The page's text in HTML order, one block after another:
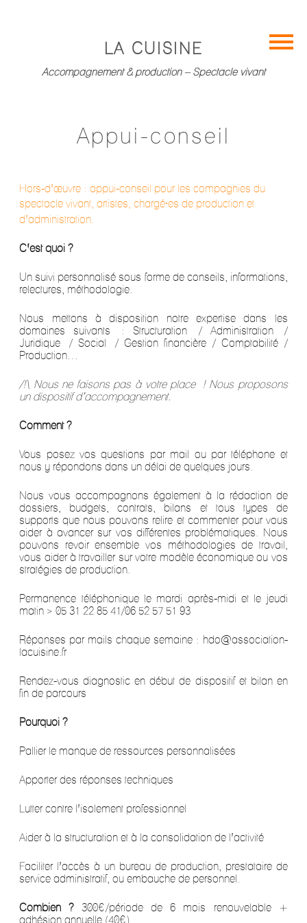
administrative
Contact
LA CUISINE
Accompagnement & production – Spectacle vivant
Appui-conseil
Hors-d’œuvre : appui-conseil pour les compagnies du
spectacle vivant, artistes, chargé⸱es de production et
d’administration.
C’est quoi ?
Un suivi personnalisé sous forme de conseils, informations,
relectures, méthodologie.
Nous mettons à disposition notre expertise dans les
domaines suivants : Structuration / Administration /
Juridique / Social / Gestion financière / Comptabilité /
Production…
/!\ Nous ne faisons pas à votre place ! Nous proposons
un dispositif d’accompagnement.
Comment ?
Vous posez vos questions par mail ou par téléphone et
nous y répondons dans un délai de quelques jours.
Nous vous accompagnons également à la rédaction de
dossiers, budgets, contrats, bilans et tous types de
supports que nous pouvons relire et commenter pour vous
aider à avancer sur vos différentes problématiques. Nous
pouvons revoir ensemble vos méthodologies de travail,
vous aider à travailler sur votre modèle économique ou vos
stratégies de production.
Permanence téléphonique le mardi après-midi et le jeudi
matin > 05 31 22 85 41/06 52 57 51 93
Réponses par mails chaque semaine : hdo@association-
lacuisine.fr
Rendez-vous diagnostic en début de dispositif et bilan en
fin de parcours
Pourquoi ?
Pallier le manque de ressources personnalisées
Apporter des réponses techniques
Lutter contre l’isolement professionnel
Aider à la structuration et à la consolidation de l’activité
Faciliter l’accès à un bureau de production, prestataire de
service administratif, ou embauche de personnel.
Combien ?300€/période de 6 mois renouvelable +
adhésion annuelle (40€)